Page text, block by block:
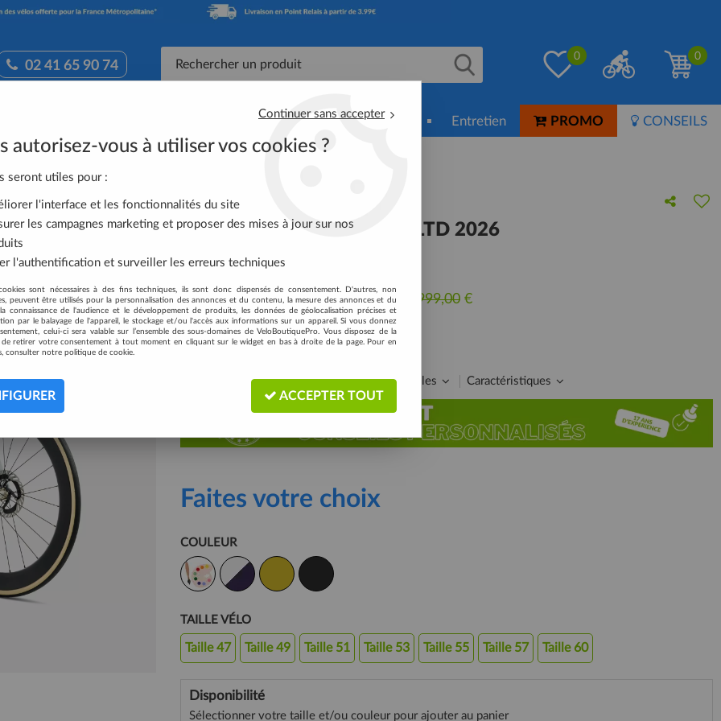
02 41 65 90 74
0 0
Équipement Cycliste Nutrition-Soin Entretien PROMO CONSEILS
Orbea 2026 > Orbea Orca Aero M30 LTD 2026
ORBEA ORCA AERO M30 LTD 2026
Soyez le premier à donner votre avis !
3399,15 €TTC au lieu de 3999,00 €
Réf. :T119
Livraison Guide des tailles Caractéristiques
Faites votre choix
COULEUR
TAILLE VÉLO
Taille 47 Taille 49 Taille 51 Taille 53 Taille 55 Taille 57 Taille 60
Disponibilité
Sélectionner votre taille et/ou couleur pour ajouter au panier
Continuer sans accepter
autorisez-vous à utiliser vos cookies ?
seront utiles pour :
l'interface et les fonctionnalités du site
les campagnes marketing et proposer des mises à jour sur nos
l'authentification et surveiller les erreurs techniques
sont nécessaires à des fins techniques, ils sont donc dispensés de consentement. D'autres, non
peuvent être utilisés pour la personnalisation des annonces et du contenu, la mesure des annonces et du
connaissance de l'audience et le développement de produits, les données de géolocalisation précises et
par le balayage de l'appareil, le stockage et/ou l'accès aux informations sur un appareil. Si vous donnez
celui-ci sera valable sur l’ensemble des sous-domaines de VeloBoutiquePro. Vous disposez de la
de retirer votre consentement à tout moment en cliquant sur le widget en bas à droite de la page. Pour en
consulter notre politique de cookie.
ACCEPTER TOUT